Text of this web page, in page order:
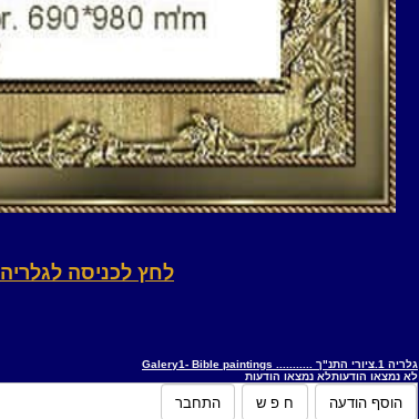
לחץ לכניסה לגלריה
גלריה 1.ציורי התנ"ך ........... Galery1- Bible paintings
לא נמצאו הודעותלא נמצאו הודעות